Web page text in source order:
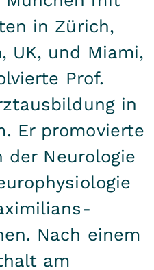
in Zürich,
UK, und Miami,
Prof.
in
Er promovierte
Neurologie
Nach einem
am